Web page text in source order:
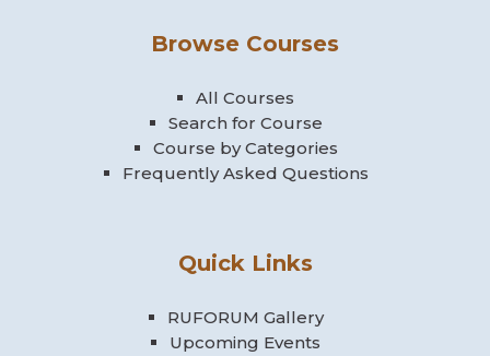
Browse Courses
All Courses
Search for Course
Course by Categories
Frequently Asked Questions
Quick Links
RUFORUM Gallery
Upcoming Events